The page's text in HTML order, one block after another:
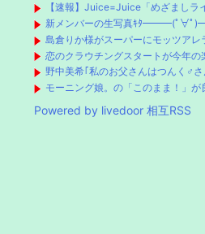
【速報】Juice=Juice「めざましラ
新メンバーの生写真ｷﾀ━━━(ﾟ∀
島倉りか様がスーパーにモッツア
恋のクラウチングスタートが今年の
野中美希｢私のお父さんはつんく♂
モーニング娘。の「このまま！」が
Powered by livedoor 相互RSS